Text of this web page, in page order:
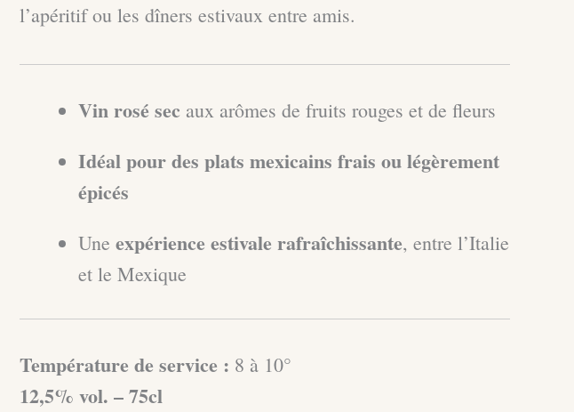
l’apéritif ou les dîners estivaux entre amis.
Vin rosé sec aux arômes de fruits rouges et de fleurs
Idéal pour des plats mexicains frais ou légèrement
épicés
Une expérience estivale rafraîchissante, entre l’Italie
et le Mexique
Température de service : 8 à 10°
12,5% vol. – 75cl